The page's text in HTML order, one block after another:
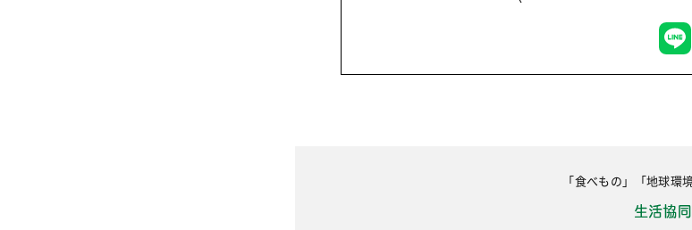
「食べもの」「地球環